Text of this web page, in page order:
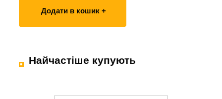
Додати в кошик +
Найчастіше купують